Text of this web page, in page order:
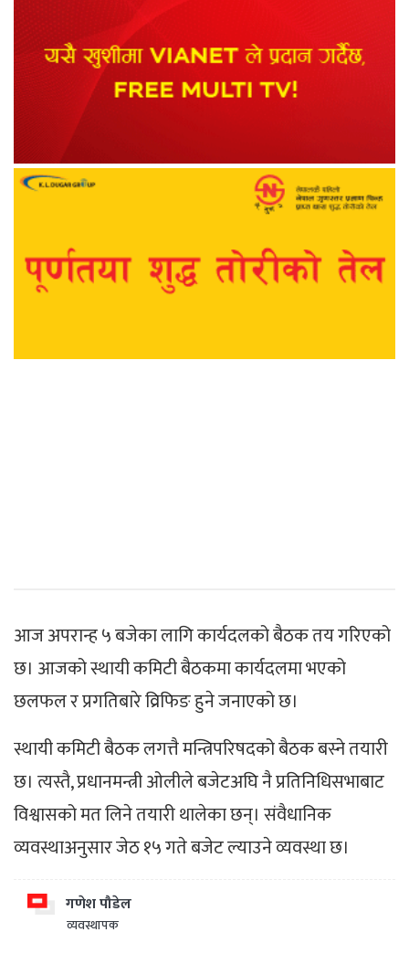
आज अपरान्ह ५ बजेका लागि कार्यदलको बैठक तय गरिएको
छ। आजको स्थायी कमिटी बैठकमा कार्यदलमा भएको
छलफल र प्रगतिबारे व्रिफिङ हुने जनाएको छ।
स्थायी कमिटी बैठक लगत्तै मन्त्रिपरिषदको बैठक बस्ने तयारी
छ। त्यस्तै, प्रधानमन्त्री ओलीले बजेटअघि नै प्रतिनिधिसभाबाट
विश्वासको मत लिने तयारी थालेका छन्। संवैधानिक
व्यवस्थाअनुसार जेठ १५ गते बजेट ल्याउने व्यवस्था छ।
गणेश पौडेल
व्यवस्थापक